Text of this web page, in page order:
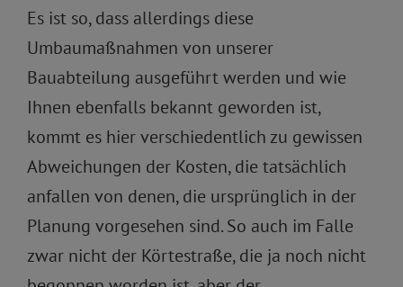
Es ist so, dass allerdings diese
Umbaumaßnahmen von unserer
Bauabteilung ausgeführt werden und wie
Ihnen ebenfalls bekannt geworden ist,
kommt es hier verschiedentlich zu gewissen
Abweichungen der Kosten, die tatsächlich
anfallen von denen, die ursprünglich in der
Planung vorgesehen sind. So auch im Falle
zwar nicht der Körtestraße, die ja noch nicht